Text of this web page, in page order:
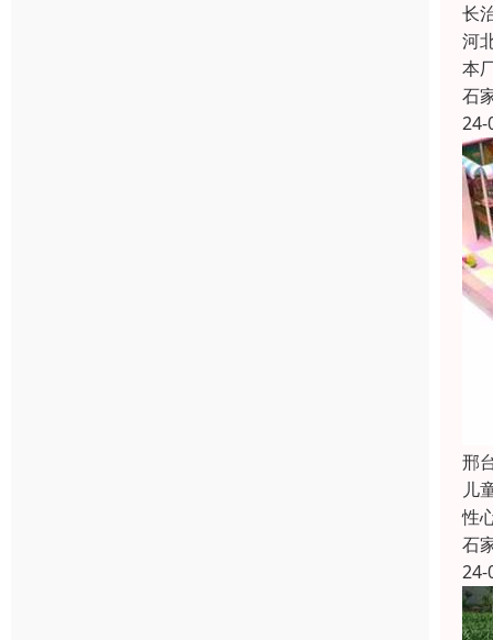
长
河
本
石
24-
邢
儿
性
石
24-